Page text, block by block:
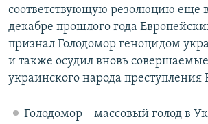
соответствующую резолюцию еще в
декабре прошлого года
признал Голодомор геноцидом
и также осудил вновь
украинского народа преступления
Голодомор – массовый голод в